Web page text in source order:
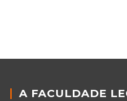
A FACULDADE